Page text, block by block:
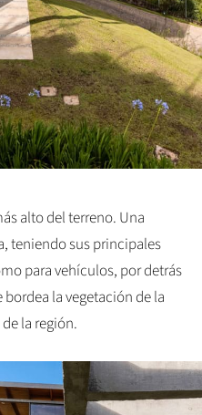
alto del terreno. Una
teniendo sus principales
para vehículos, por detrás
la vegetación de la
la región.